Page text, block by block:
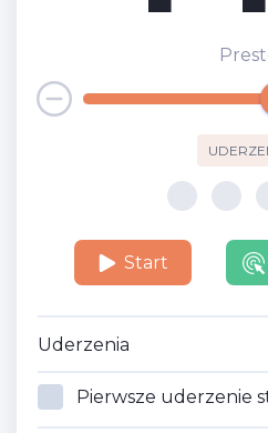
Start
Uderzenia
Pierwsze uderzenie